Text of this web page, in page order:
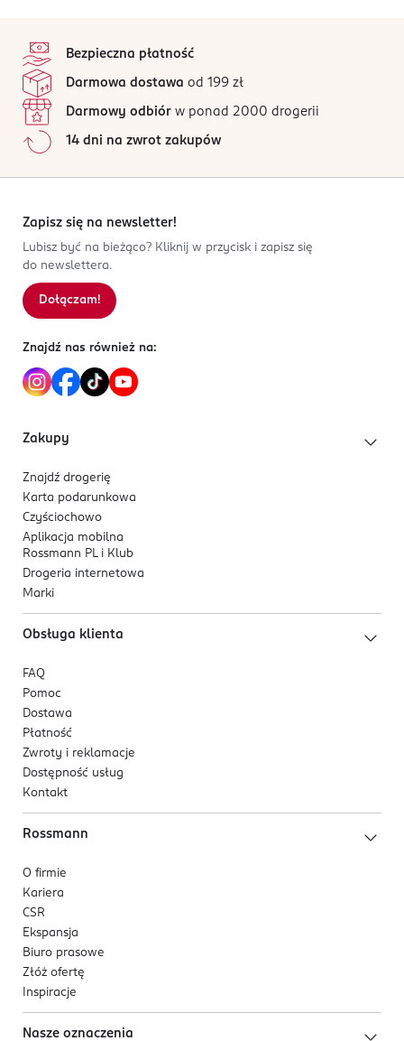
Bezpieczna płatność
Darmowa dostawa od 199 zł
Darmowy odbiór w ponad 2000 drogerii
14 dni na zwrot zakupów
Zapisz się na newsletter!
Lubisz być na bieżąco? Kliknij w przycisk i zapisz się
do newslettera.
Dołączam!
Znajdź nas również na:
Zakupy
Znajdź drogerię
Karta podarunkowa
Czyściochowo
Aplikacja mobilna
Rossmann PL i Klub
Drogeria internetowa
Marki
Obsługa klienta
FAQ
Pomoc
Dostawa
Płatność
Zwroty i reklamacje
Dostępność usług
Kontakt
Rossmann
O firmie
Kariera
CSR
Ekspansja
Biuro prasowe
Złóż ofertę
Inspiracje
Nasze oznaczenia